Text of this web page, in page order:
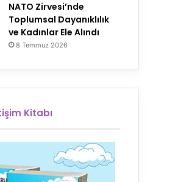
NATO Zirvesi’nde
Toplumsal Dayanıklılık
ve Kadınlar Ele Alındı
8 Temmuz 2026
Kitabı